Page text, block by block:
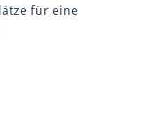
für eine